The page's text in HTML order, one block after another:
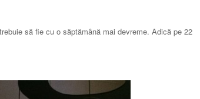
să fie cu o săptămână mai devreme. Adică pe 22